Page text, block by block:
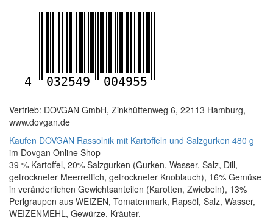
4 032549 004955
Vertrieb: DOVGAN GmbH, Zinkhüttenweg 6, 22113 Hamburg,
www.dovgan.de
Kaufen DOVGAN Rassolnik mit Kartoffeln und Salzgurken 480 g
im Dovgan Online Shop
39 % Kartoffel, 20% Salzgurken (Gurken, Wasser, Salz, Dill,
getrockneter Meerrettich, getrockneter Knoblauch), 16% Gemüse
in veränderlichen Gewichtsanteilen (Karotten, Zwiebeln), 13%
Perlgraupen aus WEIZEN, Tomatenmark, Rapsöl, Salz, Wasser,
WEIZENMEHL, Gewürze, Kräuter.